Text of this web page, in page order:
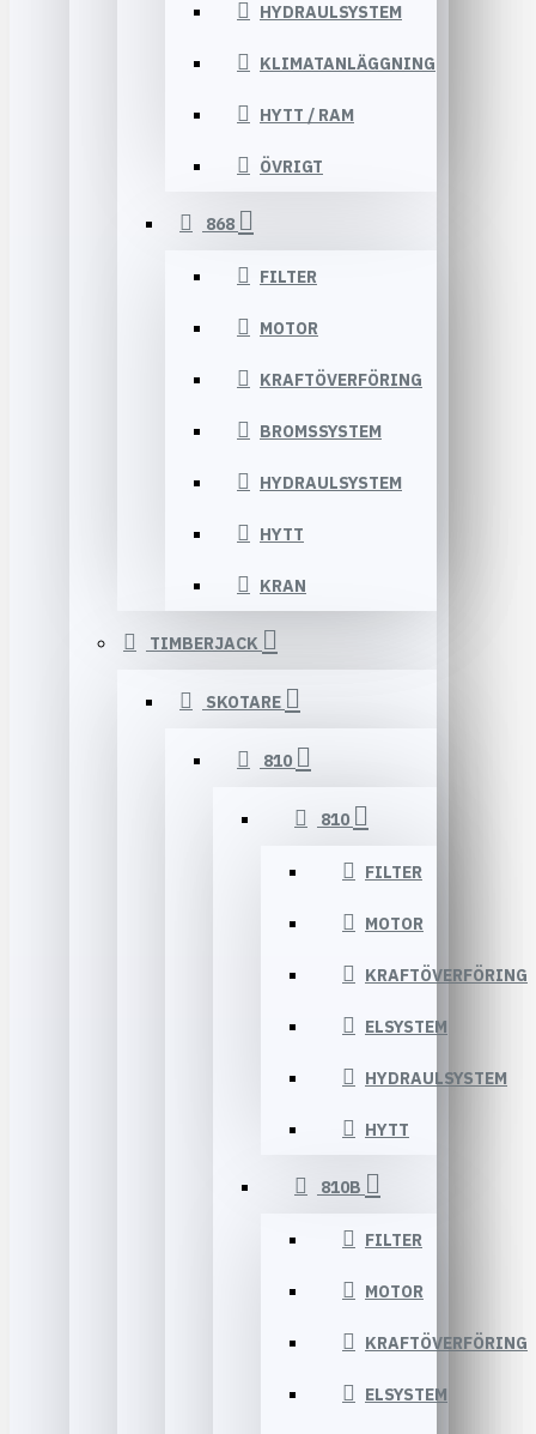
HYDRAULSYSTEM
KLIMATANLÄGGNING
HYTT / RAM
ÖVRIGT
868
FILTER
MOTOR
KRAFTÖVERFÖRING
BROMSSYSTEM
HYDRAULSYSTEM
HYTT
KRAN
TIMBERJACK
SKOTARE
810
810
FILTER
MOTOR
KRAFTÖVERFÖRING
ELSYSTEM
HYDRAULSYSTEM
HYTT
810B
FILTER
MOTOR
KRAFTÖVERFÖRING
ELSYSTEM